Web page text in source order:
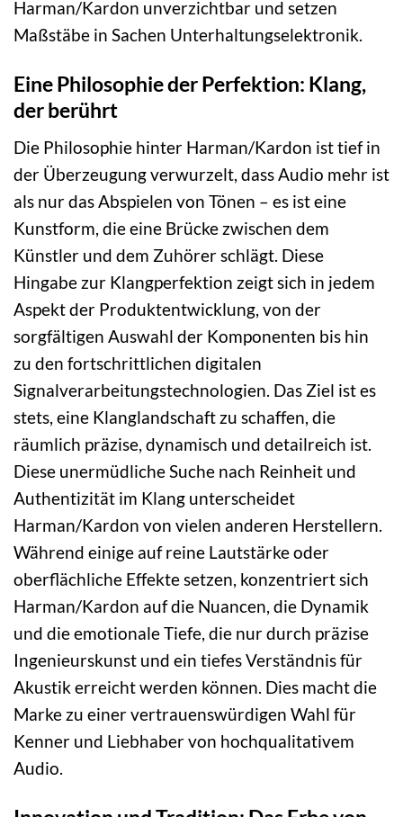
Harman/Kardon unverzichtbar und setzen
Maßstäbe in Sachen Unterhaltungselektronik.
Eine Philosophie der Perfektion: Klang,
der berührt
Die Philosophie hinter Harman/Kardon ist tief in
der Überzeugung verwurzelt, dass Audio mehr ist
als nur das Abspielen von Tönen – es ist eine
Kunstform, die eine Brücke zwischen dem
Künstler und dem Zuhörer schlägt. Diese
Hingabe zur Klangperfektion zeigt sich in jedem
Aspekt der Produktentwicklung, von der
sorgfältigen Auswahl der Komponenten bis hin
zu den fortschrittlichen digitalen
Signalverarbeitungstechnologien. Das Ziel ist es
stets, eine Klanglandschaft zu schaffen, die
räumlich präzise, dynamisch und detailreich ist.
Diese unermüdliche Suche nach Reinheit und
Authentizität im Klang unterscheidet
Harman/Kardon von vielen anderen Herstellern.
Während einige auf reine Lautstärke oder
oberflächliche Effekte setzen, konzentriert sich
Harman/Kardon auf die Nuancen, die Dynamik
und die emotionale Tiefe, die nur durch präzise
Ingenieurskunst und ein tiefes Verständnis für
Akustik erreicht werden können. Dies macht die
Marke zu einer vertrauenswürdigen Wahl für
Kenner und Liebhaber von hochqualitativem
Audio.